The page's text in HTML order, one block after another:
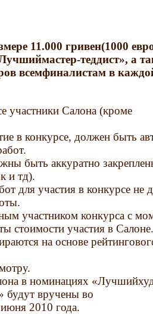
11.000 гривен(1000
теддист», а
всемфиналистам в
участники Салона (кроме
в конкурсе, должен быть
быть аккуратно
и тд).
для участия в конкурсе не
участником конкурса с
стоимости участия в Салоне.
на основе
в номинациях
будут вручены во
2010 года.